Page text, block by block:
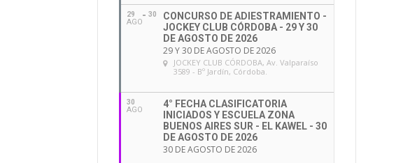
29
AGO
30
CONCURSO DE ADIESTRAMIENTO -
JOCKEY CLUB CÓRDOBA - 29 Y 30
DE AGOSTO DE 2026
29 Y 30 DE AGOSTO DE 2026
JOCKEY CLUB CÓRDOBA, Av. Valparaíso
3589 - Bº Jardín, Córdoba.
30
AGO
4° FECHA CLASIFICATORIA
INICIADOS Y ESCUELA ZONA
BUENOS AIRES SUR - EL KAWEL - 30
DE AGOSTO DE 2026
30 DE AGOSTO DE 2026